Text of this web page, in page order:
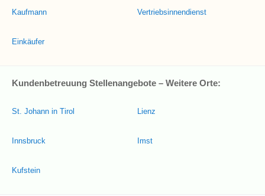
Kaufmann
Einkäufer
Vertriebsinnendienst
Kundenbetreuung Stellenangebote – Weitere Orte:
St. Johann in Tirol
Innsbruck
Kufstein
Lienz
Imst